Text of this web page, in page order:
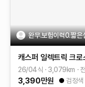
완무.보험이력0.짧은
캐스퍼 일렉트릭 크로
26/04식 3,079km
3,390만원 검정색